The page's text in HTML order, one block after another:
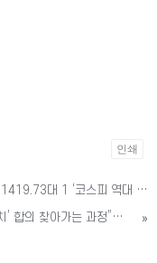
인쇄
20일 상장 ‘아주스틸’, 청약도 일냈다…경쟁률 1419.73대 1 ‘코스피 역대 최고’
[M&A 이사람] “신성장기업 밸류에이션, ‘미래가치’ 합의 찾아가는 과정”…김이동 삼정KPMG M&A센터장
»